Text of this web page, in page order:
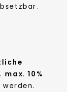
max. 10%